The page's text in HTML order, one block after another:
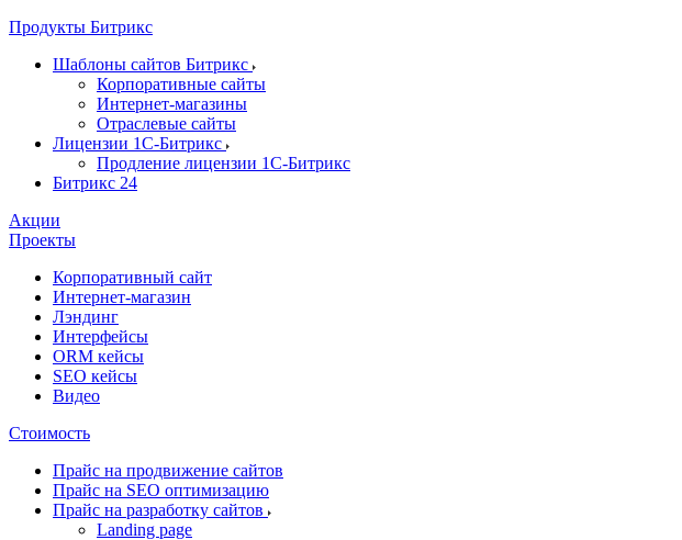
Продукты Битрикс
Шаблоны сайтов Битрикс
Корпоративные сайты
Интернет-магазины
Отраслевые сайты
Лицензии 1С-Битрикс
Продление лицензии 1С-Битрикс
Битрикс 24
Акции
Проекты
Корпоративный сайт
Интернет-магазин
Лэндинг
Интерфейсы
ORM кейсы
SEO кейсы
Видео
Стоимость
Прайс на продвижение сайтов
Прайс на SEO оптимизацию
Прайс на разработку сайтов
Landing page